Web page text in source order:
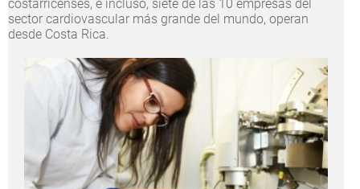
costarricenses, e incluso, siete de las 10 empresas del
sector cardiovascular más grande del mundo, operan
desde Costa Rica.